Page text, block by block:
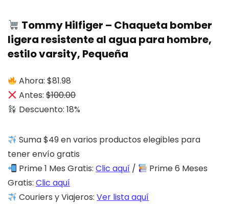
Tommy Hilfiger – Chaqueta bomber
ligera resistente al agua para hombre,
estilo varsity, Pequeña
Ahora: $81.98
Antes:$100.00
Descuento: 18%
Suma $49 en varios productos elegibles para
tener envío gratis
Prime 1 Mes Gratis:Clic aquí /
Prime 6 Meses
Gratis: Clic aquí
Couriers y Viajeros:Ver lista aquí